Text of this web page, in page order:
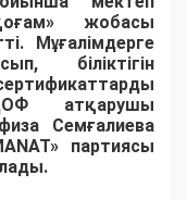
жобасы
Мұғалімдерге
біліктігін
атқарушы
Семғалиева
партиясы